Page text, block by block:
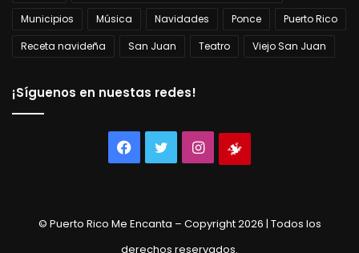
Municipios
Música Navidades Ponce
Puerto Rico
Receta navideña
San Juan Teatro Viejo San Juan
¡Síguenos en nuestas redes!
Facebook
TwitterInstagram
© Puerto Rico Me Encanta – Copyright 2026 | Todos los
derechos reservados.